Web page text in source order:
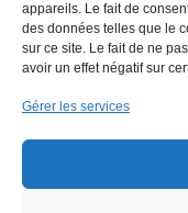
appareils. Le fait de
des données telles que le
sur ce site. Le fait de ne
avoir un effet négatif sur
Gérer les services
Commentaires et trackbacks